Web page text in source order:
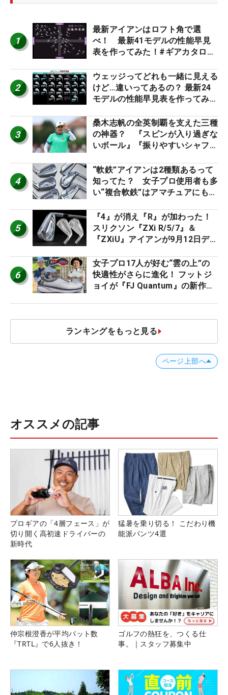
1
最新アイアンはロフト角で選
べ！ 最新41モデルの性能早見
表を作ってみた！#ギアカタログ
2
ウェッジってどれも一緒に見える
けど…違いってあるの？ 最新24
モデルの性能早見表を作ってみ
3
桑木志帆の全英制覇を支えた三種
の神器？ 『スピンが入り過ぎな
いボール』『振りやすいシャフ
ー』 #女子プロセッティング
4
“軟鉄”アイアンは2種類あるって
知ってた？ 女子プロ使用者も多
い“複合軟鉄”はアマチュアにもオ
5
『4』が消え『R』が加わった！
スリクソン『ZXi R/5/7』＆
『ZXiU』アイアンが9月12日デ
6
女子プロ17人が好む“雲の上”の
快適性がさらに進化！ フットジ
ョイが『FJ Quantum』の新作を
ランキングをもっと見る
ページ上部へ
オススメの記事
プロギアの「4層フェース」が
切り開く高初速ドライバーの
新時代
猛暑を乗り切る！ こだわり機
能派パンツ4選
仲宗根澄香が平均パット数
『TRTL』で6人抜き！
ゴルフの熱狂を、つくる仕
事。｜スタッフ募集中